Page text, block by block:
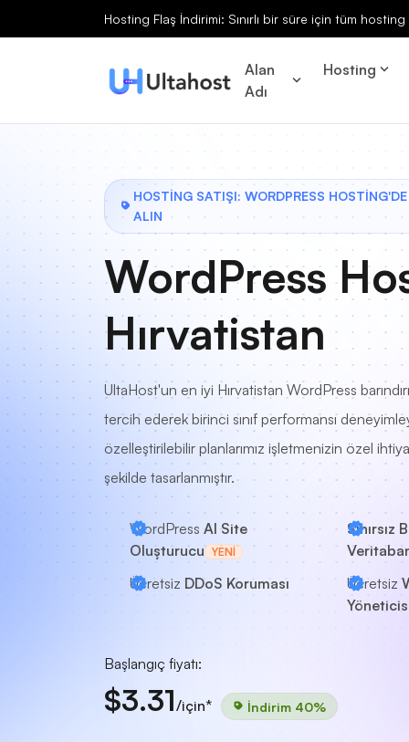
Hosting Flaş İndirimi: Sınırlı bir süre için tüm
Alan
Adı
Hosting
HOSTİNG SATIŞI: WORDPRESS
ALIN
WordPress
Hırvatistan
UltaHost'un en iyi Hırvatistan WordPress
tercih ederek birinci sınıf performansı
özelleştirilebilir planlarımız işletmenizin özel
şekilde tasarlanmıştır.
WordPress AI Site
Oluşturucu YENI
Ücretsiz DDoS Koruması Ücretsiz
Başlangıç fiyatı:
$3.31/için* İndirim 40%